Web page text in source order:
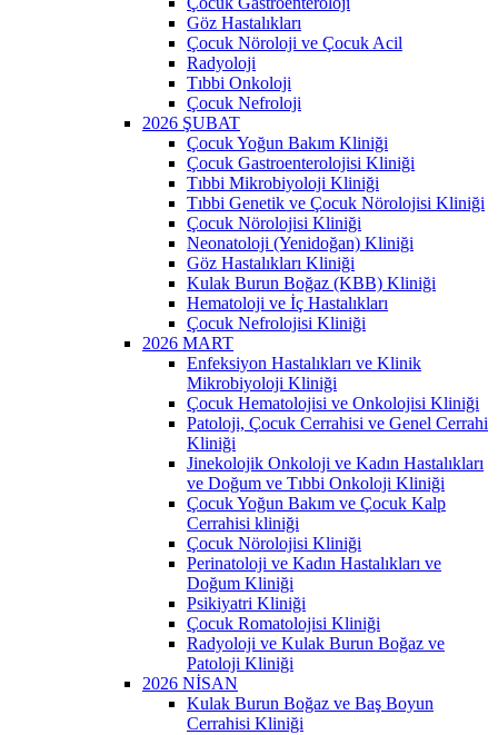
Göz Hastalıkları
Çocuk Nöroloji ve Çocuk Acil
Radyoloji
Tıbbi Onkoloji
Çocuk Nefroloji
2026 ŞUBAT
Çocuk Yoğun Bakım Kliniği
Çocuk Gastroenterolojisi Kliniği
Tıbbi Mikrobiyoloji Kliniği
Tıbbi Genetik ve Çocuk Nörolojisi Kliniği
Çocuk Nörolojisi Kliniği
Neonatoloji (Yenidoğan) Kliniği
Göz Hastalıkları Kliniği
Kulak Burun Boğaz (KBB) Kliniği
Hematoloji ve İç Hastalıkları
Çocuk Nefrolojisi Kliniği
2026 MART
Enfeksiyon Hastalıkları ve Klinik
Mikrobiyoloji Kliniği
Çocuk Hematolojisi ve Onkolojisi Kliniği
Patoloji, Çocuk Cerrahisi ve Genel Cerrahi
Kliniği
Jinekolojik Onkoloji ve Kadın Hastalıkları
ve Doğum ve Tıbbi Onkoloji Kliniği
Çocuk Yoğun Bakım ve Çocuk Kalp
Cerrahisi kliniği
Çocuk Nörolojisi Kliniği
Perinatoloji ve Kadın Hastalıkları ve
Doğum Kliniği
Psikiyatri Kliniği
Çocuk Romatolojisi Kliniği
Radyoloji ve Kulak Burun Boğaz ve
Patoloji Kliniği
2026 NİSAN
Kulak Burun Boğaz ve Baş Boyun
Cerrahisi Kliniği